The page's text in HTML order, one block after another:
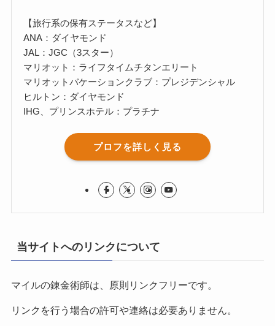
【旅行系の保有ステータスなど】
ANA：ダイヤモンド
JAL：JGC（3スター）
マリオット：ライフタイムチタンエリート
マリオットバケーションクラブ：プレジデンシャル
ヒルトン：ダイヤモンド
IHG、プリンスホテル：プラチナ
プロフを詳しく見る
当サイトへのリンクについて
マイルの錬金術師は、原則リンクフリーです。
リンクを行う場合の許可や連絡は必要ありません。